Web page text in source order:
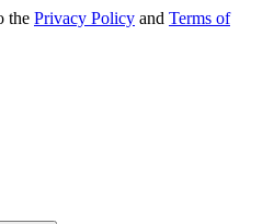
the Privacy Policy and Terms of